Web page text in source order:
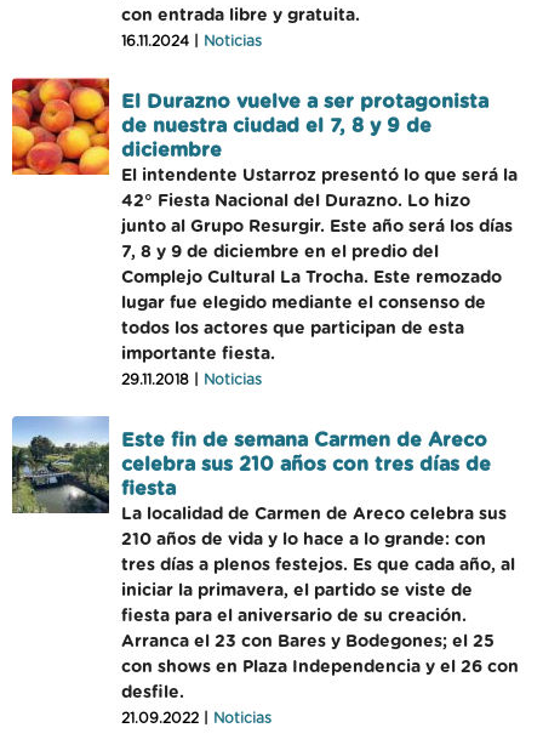
con entrada libre y gratuita.
16.11.2024 | Noticias
El Durazno vuelve a ser protagonista
de nuestra ciudad el 7, 8 y 9 de
diciembre
El intendente Ustarroz presentó lo que será la
42° Fiesta Nacional del Durazno. Lo hizo
junto al Grupo Resurgir. Este año será los días
7, 8 y 9 de diciembre en el predio del
Complejo Cultural La Trocha. Este remozado
lugar fue elegido mediante el consenso de
todos los actores que participan de esta
importante fiesta.
29.11.2018 | Noticias
Este fin de semana Carmen de Areco
celebra sus 210 años con tres días de
fiesta
La localidad de Carmen de Areco celebra sus
210 años de vida y lo hace a lo grande: con
tres días a plenos festejos. Es que cada año, al
iniciar la primavera, el partido se viste de
fiesta para el aniversario de su creación.
Arranca el 23 con Bares y Bodegones; el 25
con shows en Plaza Independencia y el 26 con
desfile.
21.09.2022 | Noticias